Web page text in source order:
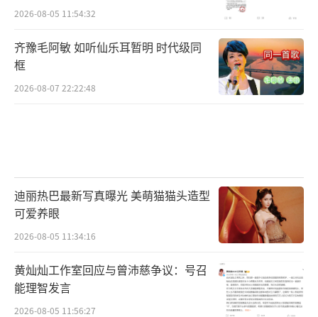
2026-08-05 11:54:32
齐豫毛阿敏 如听仙乐耳暂明 时代级同
框
2026-08-07 22:22:48
迪丽热巴最新写真曝光 美萌猫猫头造型
可爱养眼
2026-08-05 11:34:16
黄灿灿工作室回应与曾沛慈争议：号召
能理智发言
2026-08-05 11:56:27